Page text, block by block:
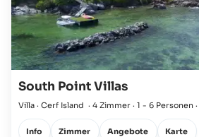
South Point Villas
Villa · Cerf Island · 4 Zimmer · 1 - 6 Personen ·
Info Zimmer Angebote Karte